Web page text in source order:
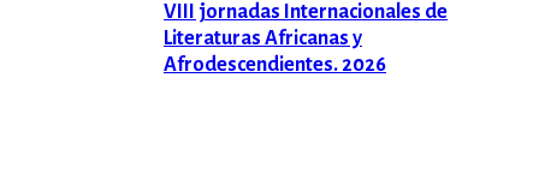
VIII jornadas Internacionales de
Literaturas Africanas y
Afrodescendientes. 2026